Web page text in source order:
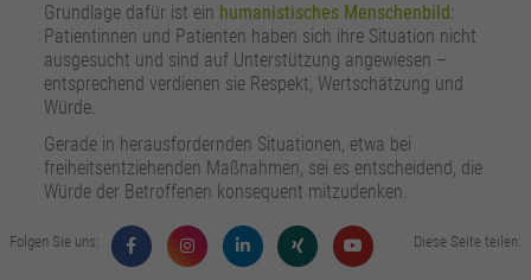
Grundlage dafür ist ein humanistisches Menschenbild:
Patientinnen und Patienten haben sich ihre Situation nicht
ausgesucht und sind auf Unterstützung angewiesen –
entsprechend verdienen sie Respekt, Wertschätzung und
Würde.
Gerade in herausfordernden Situationen, etwa bei
freiheitsentziehenden Maßnahmen, sei es entscheidend, die
Würde der Betroffenen konsequent mitzudenken.
Folgen Sie uns: Diese Seite teilen: